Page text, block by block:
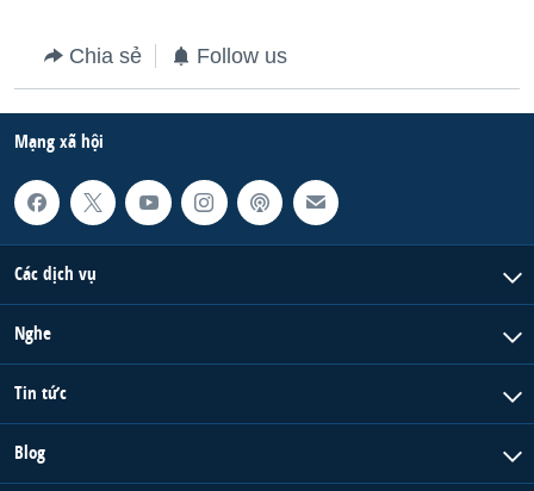
Chia sẻ Follow us
Mạng xã hội
Các dịch vụ
Nghe
Tin tức
Blog